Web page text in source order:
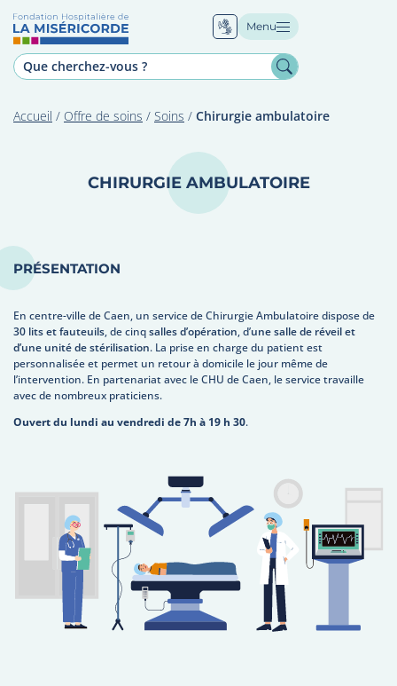
Menu
Accueil / Offre de soins / Soins / Chirurgie ambulatoire
CHIRURGIE AMBULATOIRE
PRÉSENTATION
En centre-ville de Caen, un service de Chirurgie Ambulatoire dispose de
30 lits et fauteuils, de cinqsalles d’opération, d’une salle de réveil et
d’une unité de stérilisation. La prise en charge du patient est
personnalisée et permet un retour à domicile le jour même de
l’intervention. En partenariat avec le CHU de Caen, le service travaille
avec de nombreux praticiens.
Ouvert du lundi au vendredi de 7h à 19 h 30.